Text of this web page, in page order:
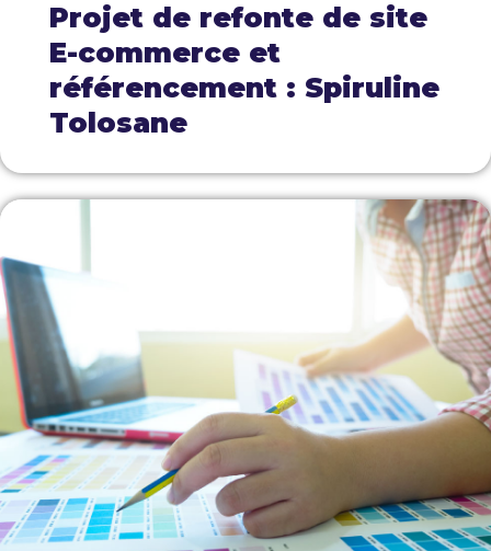
Projet de refonte de site
E-commerce et
référencement : Spiruline
Tolosane